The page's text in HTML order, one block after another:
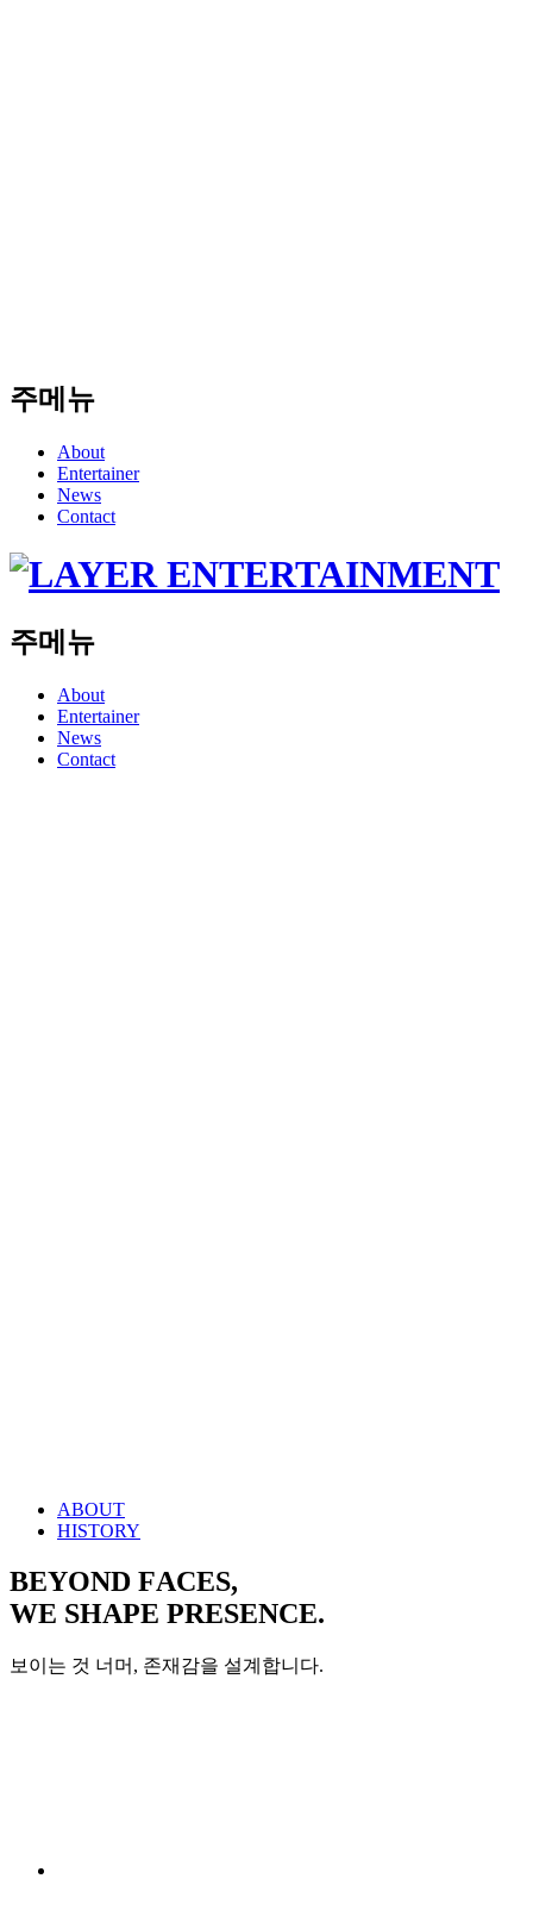
주메뉴
About
Entertainer
News
Contact
주메뉴
About
Entertainer
News
Contact
ABOUT
HISTORY
BEYOND FACES,
WE SHAPE PRESENCE.
보이는 것 너머, 존재감을 설계합니다.